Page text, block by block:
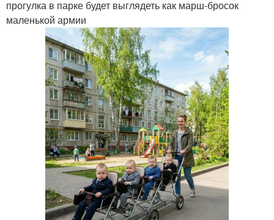
прогулка в парке будет выглядеть как марш-бросок
маленькой армии